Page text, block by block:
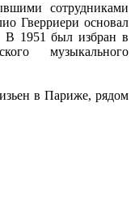
сотрудниками
Гверриери основал
1951 был избран в
музыкального
в Париже, рядом